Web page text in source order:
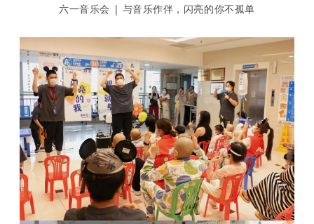
六一音乐会 | 与音乐作伴，闪亮的你不孤单